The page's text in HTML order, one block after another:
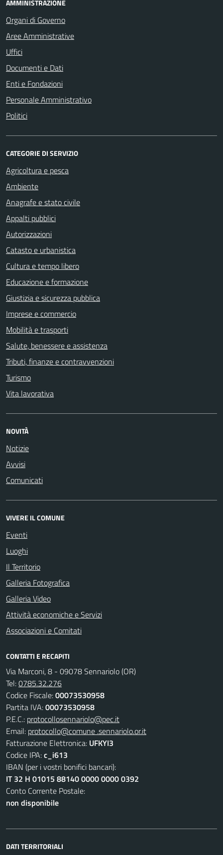
AMMINISTRAZIONE
Organi di Governo
Aree Amministrative
Uffici
Documenti e Dati
Enti e Fondazioni
Personale Amministrativo
Politici
CATEGORIE DI SERVIZIO
Agricoltura e pesca
Ambiente
Anagrafe e stato civile
Appalti pubblici
Autorizzazioni
Catasto e urbanistica
Cultura e tempo libero
Educazione e formazione
Giustizia e sicurezza pubblica
Imprese e commercio
Mobilità e trasporti
Salute, benessere e assistenza
Tributi, finanze e contravvenzioni
Turismo
Vita lavorativa
NOVITÀ
Notizie
Avvisi
Comunicati
VIVERE IL COMUNE
Eventi
Luoghi
Il Territorio
Galleria Fotografica
Galleria Video
Attività economiche e Servizi
Associazioni e Comitati
CONTATTI E RECAPITI
Via Marconi, 8 - 09078 Sennariolo (OR)
Tel:0785.32.276
Codice Fiscale:00073530958
Partita IVA:00073530958
P.E.C.: protocollosennariolo@pec.it
Email: protocollo@comune .sennariolo.or.it
Fatturazione Elettronica: UFKYI3
Codice IPA:c_i613
IBAN (per i vostri bonifici bancari):
IT 32 H 01015 88140 0000 0000 0392
Conto Corrente Postale:
non disponibile
DATI TERRITORIALI